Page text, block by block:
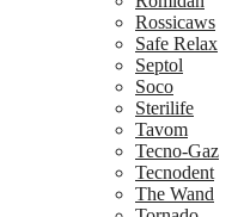
Rossicaws
Safe Relax
Septol
Soco
Sterilife
Tavom
Tecno-Gaz
Tecnodent
The Wand